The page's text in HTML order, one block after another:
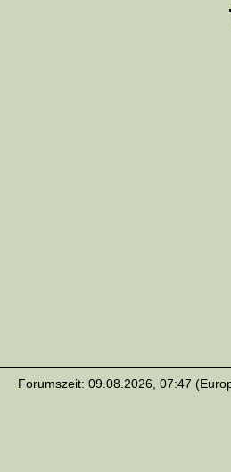
Forumszeit: 09.08.2026, 07:47